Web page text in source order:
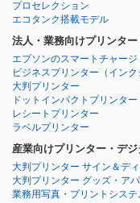
プロセレクション
エコタンク搭載モデル
法人・業務向けプリンタ
エプソンのスマートチャージ
ビジネスプリンター （イン
大判プリンター
ドットインパクトプリンター
レシートプリンター
ラベルプリンター
産業向けプリンター・デ
大判プリンター サイン＆デ
大判プリンター グッズ・ア
業務用写真・プリントシステ